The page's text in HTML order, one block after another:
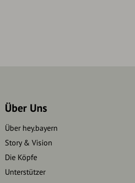
Über Uns
Über hey.bayern
Story & Vision
Die Köpfe
Unterstützer